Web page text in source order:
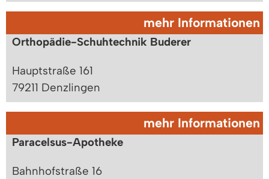
mehr Informationen
Orthopädie-Schuhtechnik Buderer
Hauptstraße 161
79211 Denzlingen
mehr Informationen
Paracelsus-Apotheke
Bahnhofstraße 16